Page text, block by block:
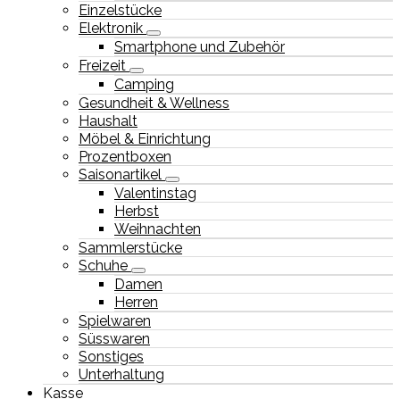
Einzelstücke
Elektronik
Smartphone und Zubehör
Freizeit
Camping
Gesundheit & Wellness
Haushalt
Möbel & Einrichtung
Prozentboxen
Saisonartikel
Valentinstag
Herbst
Weihnachten
Sammlerstücke
Schuhe
Damen
Herren
Spielwaren
Süsswaren
Sonstiges
Unterhaltung
Kasse